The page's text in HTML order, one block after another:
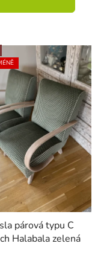
párová typu C
Halabala zelená